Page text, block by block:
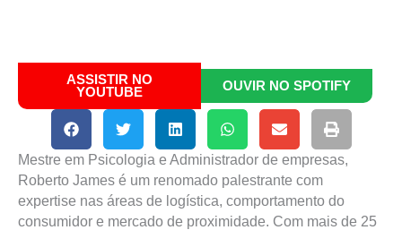
ASSISTIR NO
YOUTUBE
OUVIR NO SPOTIFY
Mestre em Psicologia e Administrador de empresas,
Roberto James é um renomado palestrante com
expertise nas áreas de logística, comportamento do
consumidor e mercado de proximidade. Com mais de 25